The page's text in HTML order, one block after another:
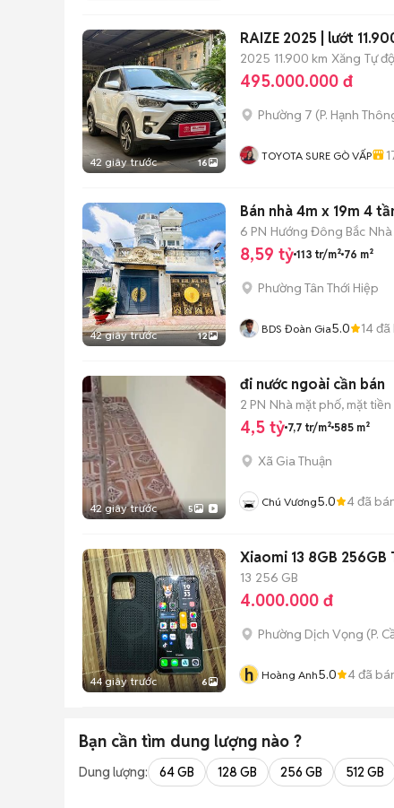
42 giây trước 16
RAIZE 2025 | lướt
2025 11.900 km Xăng Tự
495.000.000 đ
Phường 7 (P. Hạnh
TOYOTA SURE GÒ VẤP
42 giây trước 12
Bán nhà 4m x 19m 4
6 PN Hướng Đông Bắc
8,59 tỷ 113 tr/m² 76 m²
Phường Tân Thới Hiệp
BDS Đoàn Gia5.0 14đã
42 giây trước 5
đi nước ngoài cần bán
2 PN Nhà mặt phố, mặt tiền
4,5 tỷ 7,7 tr/m² 585 m²
Xã Gia Thuận
Chú Vương5.0 4đã
44 giây trước 6
Xiaomi 13 8GB 256GB
13 256 GB
4.000.000 đ
Phường Dịch Vọng (P.
h Hoàng Anh5.0 4đã
Bạn cần tìm dung lượng nào ?
Dung lượng: 64 GB 128 GB 256 GB 512 GB